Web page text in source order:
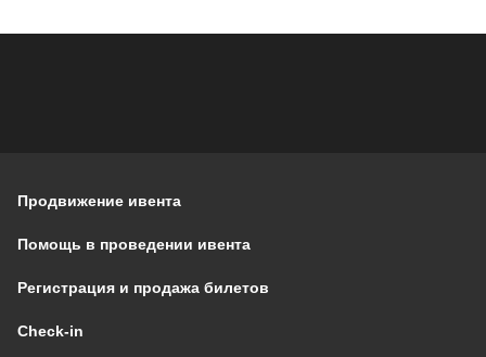
Продвижение ивента
Помощь в проведении ивента
Регистрация и продажа билетов
Check-in